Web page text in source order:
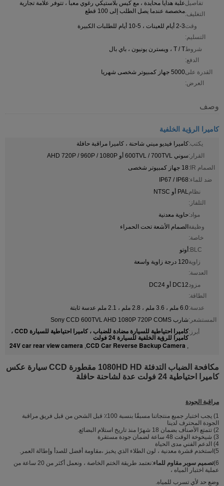
تفاصيل
التغليف:
علبة هدايا محايدة ، مع كيس بلاستيكي رغوي معبأ ، تتوفر علامة تجارية
مخصصة عندما يصل الطلب إلى 100 قطع
وقت
التسليم:
2-3 أيام للعينات ، 5-10 أيام للطلبات الكبيرة
شروط
الدفع:
T / T ، ويسترن يونيون ، باي بال
القدرة على
العرض:
5000 جهاز كمبيوتر شخصى شهريا
وصف
كاميرا الرؤية الخلفية
يكتب:كاميرا فيديو ميني شاحنة ، كاميرا مراقبة حافلة
القرار:سوني 600TVL / 700TVL أو AHD 720P / 960P / 1080P
الصمام IR:
18 جهاز كمبيوتر شخصى
ضد للماء:IP67 / IP68
نظام
التلفاز:
PAL أو NTSC
مواد:حاوية معدنية
وظيفة
خاصة:
الصمام الأشعة تحت الحمراء
BLC: أوتو
زاوية
العدسة:
120 درجة زاوية واسعة
مزود
الطاقة:
DC12 أو DC24
عدسة:6.0 ملم ، 3.6 ملم ، 2.8 ملم ، 2.1 ملم عدسة ثابتة
المستشعر:شارب Sony CCD 600TVL AHD 1080P 720P COMS
أبرز:
كاميرا احتياطية للسيارة مضادة للضباب ، كاميرا احتياطية للسيارة CCD ،
كاميرا للرؤية الخلفية للسيارة 24 فولت
,
CCD Car Reverse Backup Camera
,
24V car rear view camera
مكافحة الضباب التدفئة 1080HD HD مقطورة CCD سيارة عكس
كاميرا احتياطية 24 فولت عدة لشاحنة حافلة
مراقبة الجودة
1) يجب اختبار جميع منتجاتنا مسبقًا بنسبة 100٪ قبل الشحن من قبل فريق مراقبة
الجودة المحترف لدينا
2) تتمتع الأصناف بضمان 18 شهرًا منذ تاريخ استلام البضائع.
3) شيخوخة الوقت 48 ساعة لضمان جودة مستقرة
4) الدعم الفني مدى الحياة
5) استخدم قشرة معدنية ، لون الطلاء الذي يخبز ،مقاومة أفضل للصدأ وإطالة العمر.
6) تصميم سوبر مقاوم للماء:
نعتمد طريقة الختم الخاصة ، ونعمل أكثر من 20 ساعة من
عملية اختبار المياه ،
وضع حد لأي تسرب للمياه.